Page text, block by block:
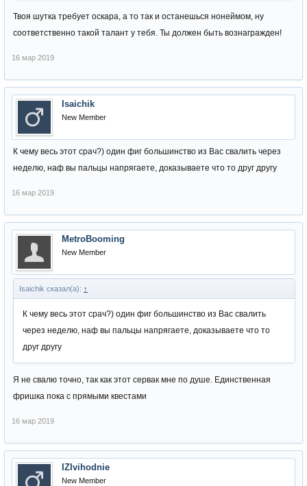
Твоя шутка требует оскара, а то так и останешься нонеймом, ну
соответственно такой талант у тебя. Ты должен быть вознагражден!
16 мар 2019
Isaichik
New Member
К чему весь этот срач?) один фиг большинство из Вас свалить через
неделю, наф вы пальцы напрягаете, доказываете что то друг другу
16 мар 2019
MetroBooming
New Member
Isaichik сказал(а): ↑
К чему весь этот срач?) один фиг большинство из Вас свалить
через неделю, наф вы пальцы напрягаете, доказываете что то
друг другу
Я не свалю точно, так как этот сервак мне по душе. Единственная
фришка пока с прямыми квестами
16 мар 2019
IZIvihodnie
New Member